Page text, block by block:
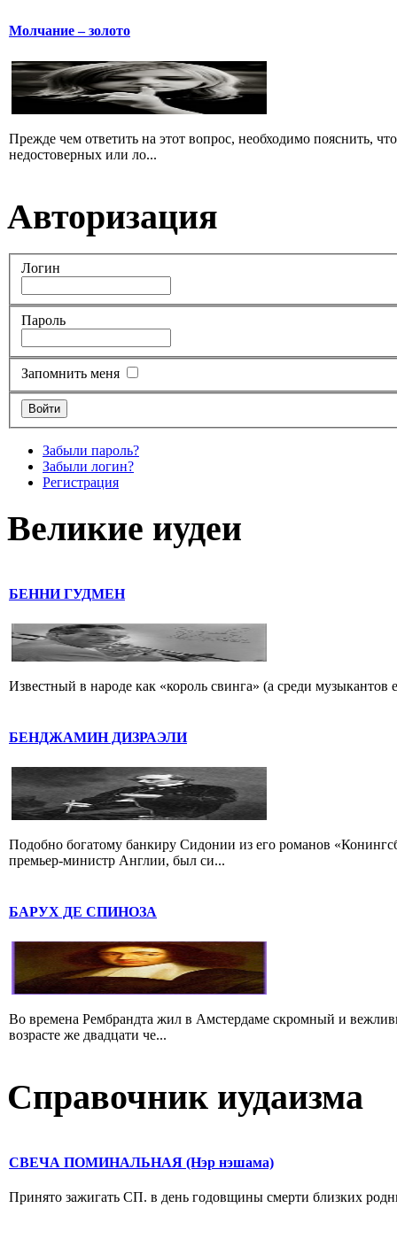
Молчание – золото
Прежде чем ответить на этот вопрос, необходимо пояснить,
недостоверных или ло...
Авторизация
Логин
Пароль
Запомнить меня
Забыли пароль?
Забыли логин?
Регистрация
Великие иудеи
БЕННИ ГУДМЕН
Известный в народе как «король свинга» (а среди
БЕНДЖАМИН ДИЗРАЭЛИ
Подобно богатому банкиру Сидонии из его романов
премьер-министр Англии, был си...
БАРУХ ДЕ СПИНОЗА
Во времена Рембрандта жил в Амстердаме скромный и
возрасте же двадцати че...
Справочник иудаизма
СВЕЧА ПОМИНАЛЬНАЯ (Нэр нэшама)
Принято зажигать СП. в день годовщины смерти близких